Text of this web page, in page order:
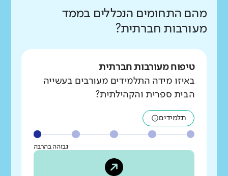
מהם התחומים הנכללים בממד
מעורבות חברתית?
טיפוח מעורבות חברתית
באיזו מידה התלמידים מעורבים בעשייה
הבית ספרית והקהילתית?
תלמידים
גבוהה בהרבה